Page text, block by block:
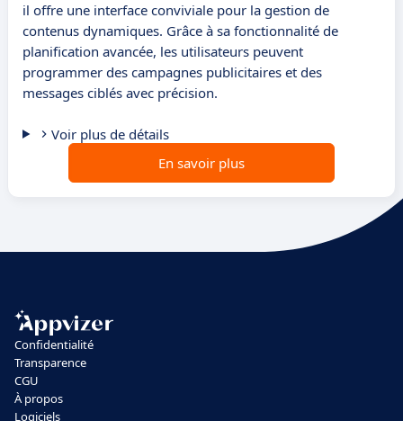
il offre une interface conviviale pour la gestion de
contenus dynamiques. Grâce à sa fonctionnalité de
planification avancée, les utilisateurs peuvent
programmer des campagnes publicitaires et des
messages ciblés avec précision.
Voir plus de détails
En savoir plus
Confidentialité
Transparence
CGU
À propos
Logiciels